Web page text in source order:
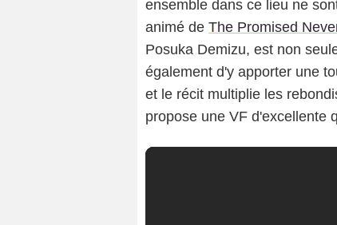
ensemble dans ce lieu ne
animé de The Promised
Posuka Demizu, est non
également d'y apporter une
et le récit multiplie les
propose une VF d'excellente